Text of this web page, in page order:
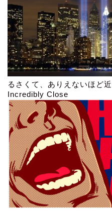
るさくて、ありえないほ
Incredibly Close